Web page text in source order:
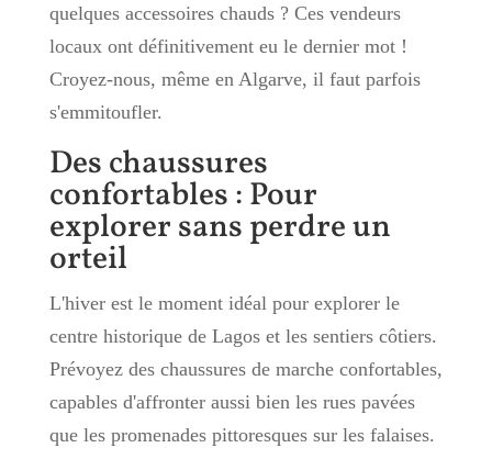
quelques accessoires chauds ? Ces vendeurs
locaux ont définitivement eu le dernier mot !
Croyez-nous, même en Algarve, il faut parfois
s'emmitoufler.
Des chaussures
confortables : Pour
explorer sans perdre un
orteil
L'hiver est le moment idéal pour explorer le
centre historique de Lagos et les sentiers côtiers.
Prévoyez des chaussures de marche confortables,
capables d'affronter aussi bien les rues pavées
que les promenades pittoresques sur les falaises.